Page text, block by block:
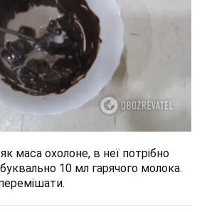
маса охолоне, в неї потрібно
10 мл гарячого молока.